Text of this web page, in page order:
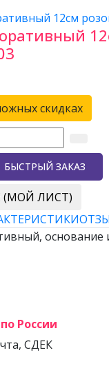
скидках
БЫСТРЫЙ ЗАКАЗ
(МОЙ ЛИСТ)
основание
России
СДЕК